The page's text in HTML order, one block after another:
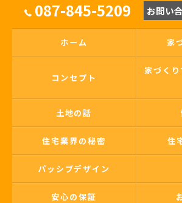
087-845-5209 お問い
ホーム 家
コンセプト
家づく
土地の話
住宅業界の秘密 住
パッシブデザイン
安心の保証